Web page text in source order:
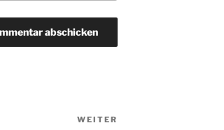
WEITER